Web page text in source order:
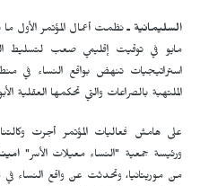
السليمانية ـ
مايو في توقيت إقليمي صعب لتسليط
استراتيجيات تنهض بواقع النساء في
الملتهبة بالصراعات والتي تحكمها العقلية
على هامش فعاليات المؤتمر أجرت
ورئيسة جمعية "النساء معيلات الأسر"
من موريتانيا، وتحدثت عن واقع النساء